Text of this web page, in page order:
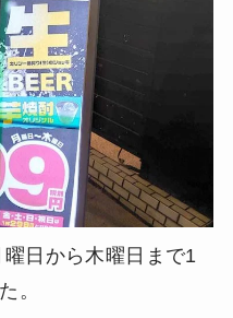
曜日から木曜日まで1
。